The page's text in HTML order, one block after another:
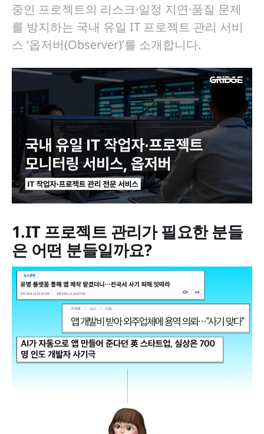
중인 프로젝트의 리스크·일정 지연·품질 문제
를 방지하는 국내 유일 IT 프로젝트 관리 서비
스 ‘옵저버(Observer)’를 소개합니다.
1.IT 프로젝트 관리가 필요한 분들
은 어떤 분들일까요?